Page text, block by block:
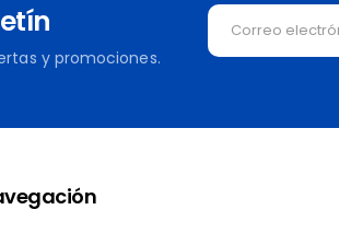
y promociones.